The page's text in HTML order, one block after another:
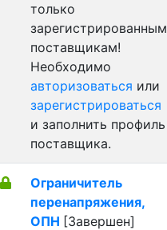
только
зарегистрированным
поставщикам!
Необходимо
авторизоваться или
зарегистрироваться
и заполнить профиль
поставщика.
Ограничитель
перенапряжения,
ОПН [Завершен]